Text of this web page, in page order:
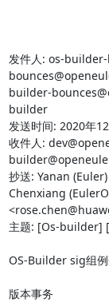
发件人: os-
builder-
builder
发送时间: 2020年
收件人:
抄送: Yanan
Chenxiang
主题: [Os-builder]
OS-Builder sig组例
版本事务